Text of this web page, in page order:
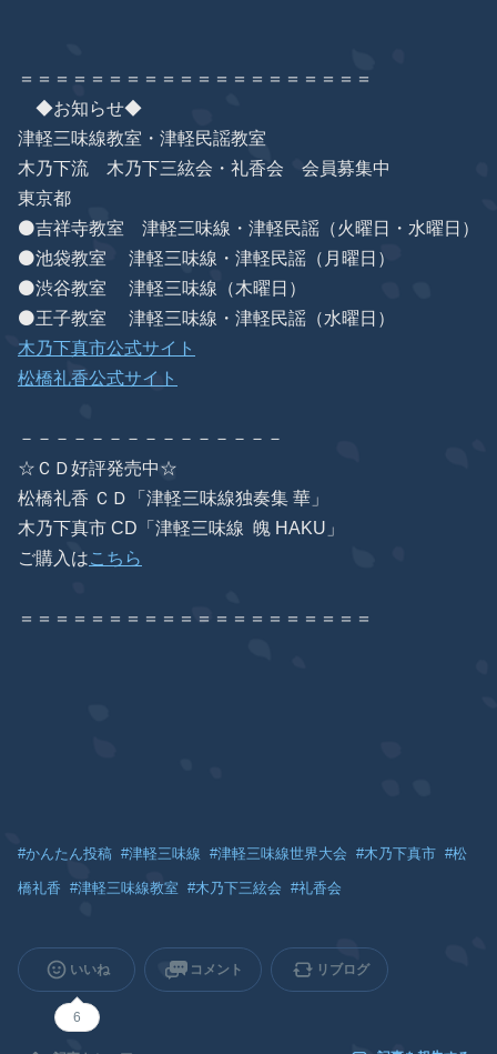
＝＝＝＝＝＝＝＝＝＝＝＝＝＝＝＝＝＝＝＝
◆お知らせ◆
津軽三味線教室・津軽民謡教室
木乃下流 木乃下三絃会・礼香会 会員募集中
東京都
⚫吉祥寺教室 津軽三味線・津軽民謡（火曜日・水曜日）
⚫池袋教室 津軽三味線・津軽民謡（月曜日）
⚫渋谷教室 津軽三味線（木曜日）
⚫王子教室 津軽三味線・津軽民謡（水曜日）
木乃下真市公式サイト
松橋礼香公式サイト
－－－－－－－－－－－－－－－
☆ＣＤ好評発売中☆
松橋礼香 ＣＤ「津軽三味線独奏集 華」
木乃下真市 CD「津軽三味線 魄 HAKU」
ご購入はこちら
＝＝＝＝＝＝＝＝＝＝＝＝＝＝＝＝＝＝＝＝
#かんたん投稿 #津軽三味線 #津軽三味線世界大会 #木乃下真市 #松
橋礼香 #津軽三味線教室 #木乃下三絃会 #礼香会
いいね
6
コメント リブログ